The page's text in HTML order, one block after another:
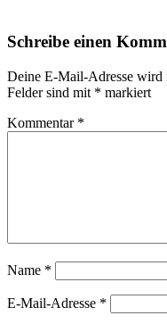
Schreibe einen
Deine E-Mail-Adresse wird
Felder sind mit * markiert
Kommentar *
Name *
E-Mail-Adresse *